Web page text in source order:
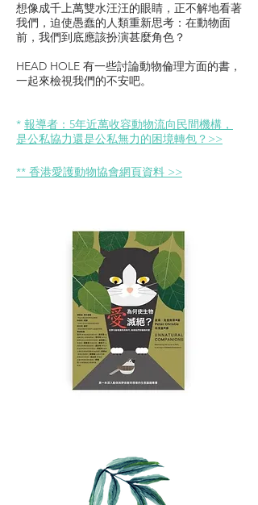
想像成千上萬雙水汪汪的眼睛，正不解地看著
我們，迫使愚蠢的人類重新思考：在動物面
前，我們到底應該扮演甚麼角色？
HEAD HOLE 有一些討論動物倫理方面的書，
一起來檢視我們的不安吧。
* 報導者：5年近萬收容動物流向民間機構，
是公私協力還是公私無力的困境轉包？>>
** 香港愛護動物協會網頁資料 >>